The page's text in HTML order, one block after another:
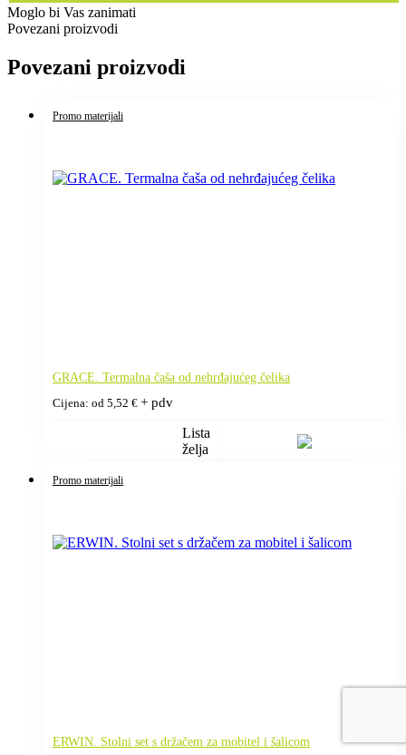
Moglo bi Vas zanimati
Povezani proizvodi
Povezani proizvodi
Promo materijali
GRACE. Termalna čaša od nehrđajućeg čelika
Cijena: od 5,52 € + pdv
Lista
želja
Promo materijali
ERWIN. Stolni set s držačem za mobitel i šalicom